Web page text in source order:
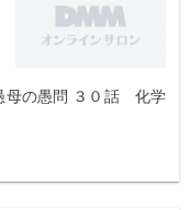
の愚問 ３０話 化学